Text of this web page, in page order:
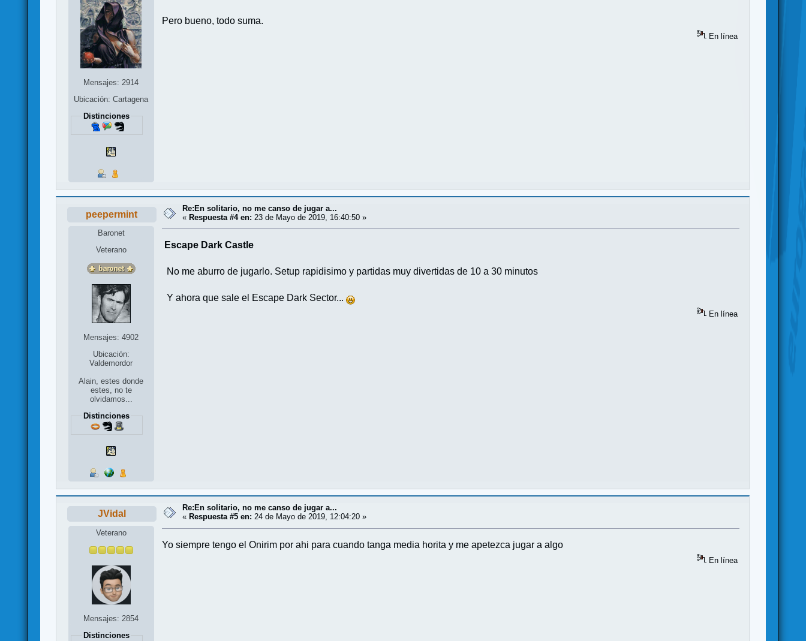
Mensajes: 2914
Ubicación: Cartagena
Distinciones
Pero bueno, todo suma.
En línea
peepermint
Baronet
Veterano
Mensajes: 4902
Ubicación:
Valdemordor
Alain, estes donde
estes, no te
olvidamos...
Distinciones
Re:En solitario, no me canso de jugar a...
« Respuesta #4 en: 23 de Mayo de 2019, 16:40:50 »
Escape Dark Castle
No me aburro de jugarlo. Setup rapidisimo y partidas muy divertidas de 10 a 30 minutos
Y ahora que sale el Escape Dark Sector...
En línea
JVidal
Veterano
Mensajes: 2854
Distinciones
Re:En solitario, no me canso de jugar a...
« Respuesta #5 en: 24 de Mayo de 2019, 12:04:20 »
Yo siempre tengo el Onirim por ahi para cuando tanga media horita y me apetezca jugar a algo
En línea